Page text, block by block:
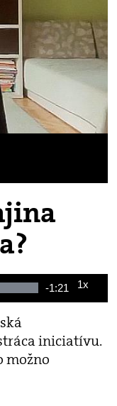
100.00% Remaining
-1:21 1x
iniciatívu.
možno